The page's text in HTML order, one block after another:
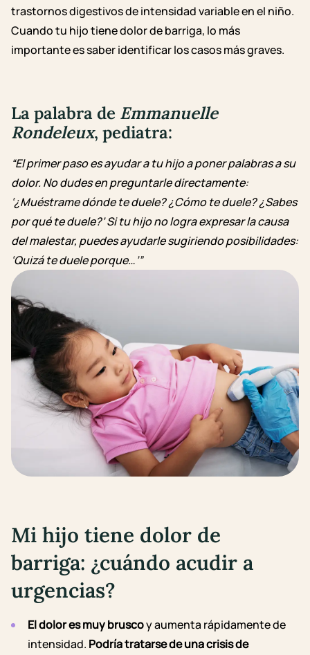
trastornos digestivos de intensidad variable en el niño.
Cuando tu hijo tiene dolor de barriga, lo más
importante es saber identificar los casos más graves.
La palabra de Emmanuelle
Rondeleux, pediatra:
“El primer paso es ayudar a tu hijo a poner palabras a su
dolor. No dudes en preguntarle directamente:
‘¿Muéstrame dónde te duele? ¿Cómo te duele? ¿Sabes
por qué te duele?’ Si tu hijo no logra expresar la causa
del malestar, puedes ayudarle sugiriendo posibilidades:
‘Quizá te duele porque…’”
Mi hijo tiene dolor de
barriga: ¿cuándo acudir a
urgencias?
El dolor es muy bruscoy aumenta rápidamente de
intensidad. Podría tratarse de una crisis de